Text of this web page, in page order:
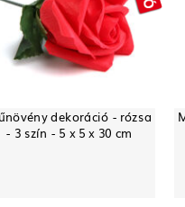
dekoráció - rózsa
- 3 szín - 5 x 5 x 30 cm